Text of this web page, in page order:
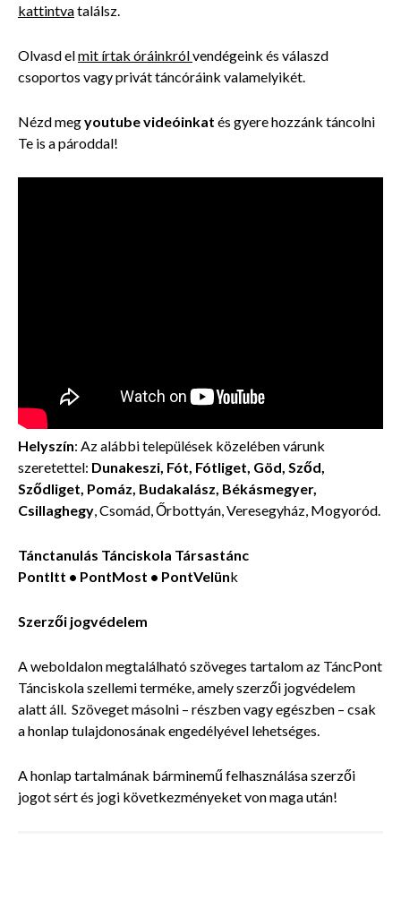
kattintvatalálsz.
Olvasd elmit írtak óráinkrólvendégeink és válaszd
csoportos vagy privát táncóráink valamelyikét.
Nézd megyoutube videóinkat és gyere hozzánk táncolni
Te is a pároddal!
Helyszín: Az alábbi települések közelében várunk
szeretettel: Dunakeszi, Fót, Fótliget, Göd, Sződ,
Sződliget, Pomáz, Budakalász, Békásmegyer,
Csillaghegy, Csomád, Őrbottyán, Veresegyház, Mogyoród.
Tánctanulás Tánciskola Társastánc
PontItt • PontMost • PontVelünk
Szerzői jogvédelem
A weboldalon megtalálható szöveges tartalom az TáncPont
Tánciskola szellemi terméke, amely szerzői jogvédelem
alatt áll. Szöveget másolni – részben vagy egészben – csak
a honlap tulajdonosának engedélyével lehetséges.
A honlap tartalmának bárminemű felhasználása szerzői
jogot sért és jogi következményeket von maga után!